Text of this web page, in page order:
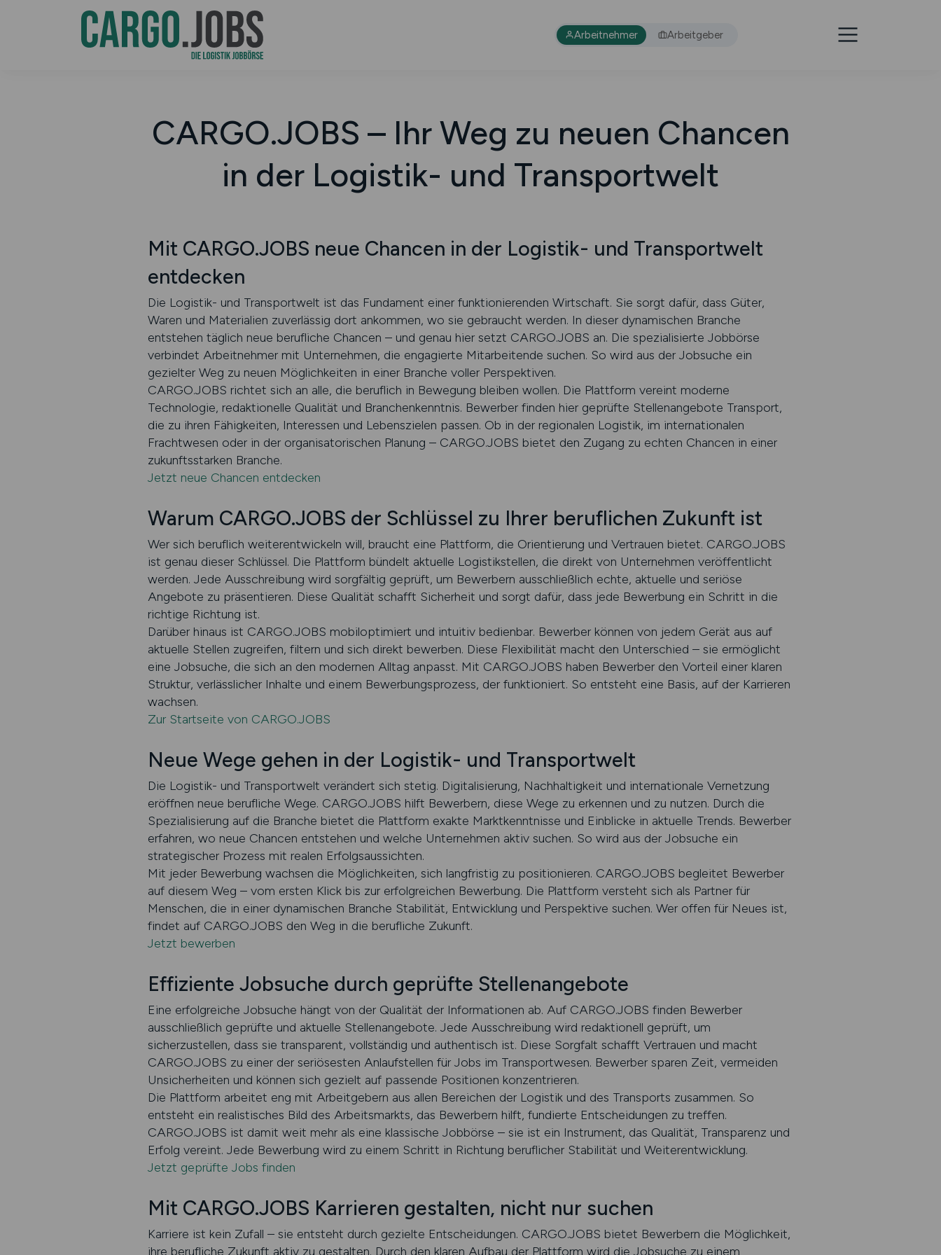
Arbeitnehmer Arbeitgeber
CARGO.JOBS – Ihr Weg zu neuen Chancen
in der Logistik- und Transportwelt
Mit CARGO.JOBS neue Chancen in der Logistik- und Transportwelt
entdecken
Die Logistik- und Transportwelt ist das Fundament einer funktionierenden Wirtschaft. Sie sorgt dafür, dass Güter,
Waren und Materialien zuverlässig dort ankommen, wo sie gebraucht werden. In dieser dynamischen Branche
entstehen täglich neue berufliche Chancen – und genau hier setzt CARGO.JOBS an. Die spezialisierte Jobbörse
verbindet Arbeitnehmer mit Unternehmen, die engagierte Mitarbeitende suchen. So wird aus der Jobsuche ein
gezielter Weg zu neuen Möglichkeiten in einer Branche voller Perspektiven.
CARGO.JOBS richtet sich an alle, die beruflich in Bewegung bleiben wollen. Die Plattform vereint moderne
Technologie, redaktionelle Qualität und Branchenkenntnis. Bewerber finden hier geprüfte Stellenangebote Transport,
die zu ihren Fähigkeiten, Interessen und Lebenszielen passen. Ob in der regionalen Logistik, im internationalen
Frachtwesen oder in der organisatorischen Planung – CARGO.JOBS bietet den Zugang zu echten Chancen in einer
zukunftsstarken Branche.
Jetzt neue Chancen entdecken
Warum CARGO.JOBS der Schlüssel zu Ihrer beruflichen Zukunft ist
Wer sich beruflich weiterentwickeln will, braucht eine Plattform, die Orientierung und Vertrauen bietet. CARGO.JOBS
ist genau dieser Schlüssel. Die Plattform bündelt aktuelle Logistikstellen, die direkt von Unternehmen veröffentlicht
werden. Jede Ausschreibung wird sorgfältig geprüft, um Bewerbern ausschließlich echte, aktuelle und seriöse
Angebote zu präsentieren. Diese Qualität schafft Sicherheit und sorgt dafür, dass jede Bewerbung ein Schritt in die
richtige Richtung ist.
Darüber hinaus ist CARGO.JOBS mobiloptimiert und intuitiv bedienbar. Bewerber können von jedem Gerät aus auf
aktuelle Stellen zugreifen, filtern und sich direkt bewerben. Diese Flexibilität macht den Unterschied – sie ermöglicht
eine Jobsuche, die sich an den modernen Alltag anpasst. Mit CARGO.JOBS haben Bewerber den Vorteil einer klaren
Struktur, verlässlicher Inhalte und einem Bewerbungsprozess, der funktioniert. So entsteht eine Basis, auf der Karrieren
wachsen.
Zur Startseite von CARGO.JOBS
Neue Wege gehen in der Logistik- und Transportwelt
Die Logistik- und Transportwelt verändert sich stetig. Digitalisierung, Nachhaltigkeit und internationale Vernetzung
eröffnen neue berufliche Wege. CARGO.JOBS hilft Bewerbern, diese Wege zu erkennen und zu nutzen. Durch die
Spezialisierung auf die Branche bietet die Plattform exakte Marktkenntnisse und Einblicke in aktuelle Trends. Bewerber
erfahren, wo neue Chancen entstehen und welche Unternehmen aktiv suchen. So wird aus der Jobsuche ein
strategischer Prozess mit realen Erfolgsaussichten.
Mit jeder Bewerbung wachsen die Möglichkeiten, sich langfristig zu positionieren. CARGO.JOBS begleitet Bewerber
auf diesem Weg – vom ersten Klick bis zur erfolgreichen Bewerbung. Die Plattform versteht sich als Partner für
Menschen, die in einer dynamischen Branche Stabilität, Entwicklung und Perspektive suchen. Wer offen für Neues ist,
findet auf CARGO.JOBS den Weg in die berufliche Zukunft.
Jetzt bewerben
Effiziente Jobsuche durch geprüfte Stellenangebote
Eine erfolgreiche Jobsuche hängt von der Qualität der Informationen ab. Auf CARGO.JOBS finden Bewerber
ausschließlich geprüfte und aktuelle Stellenangebote. Jede Ausschreibung wird redaktionell geprüft, um
sicherzustellen, dass sie transparent, vollständig und authentisch ist. Diese Sorgfalt schafft Vertrauen und macht
CARGO.JOBS zu einer der seriösesten Anlaufstellen für Jobs im Transportwesen. Bewerber sparen Zeit, vermeiden
Unsicherheiten und können sich gezielt auf passende Positionen konzentrieren.
Die Plattform arbeitet eng mit Arbeitgebern aus allen Bereichen der Logistik und des Transports zusammen. So
entsteht ein realistisches Bild des Arbeitsmarkts, das Bewerbern hilft, fundierte Entscheidungen zu treffen.
CARGO.JOBS ist damit weit mehr als eine klassische Jobbörse – sie ist ein Instrument, das Qualität, Transparenz und
Erfolg vereint. Jede Bewerbung wird zu einem Schritt in Richtung beruflicher Stabilität und Weiterentwicklung.
Jetzt geprüfte Jobs finden
Mit CARGO.JOBS Karrieren gestalten, nicht nur suchen
Karriere ist kein Zufall – sie entsteht durch gezielte Entscheidungen. CARGO.JOBS bietet Bewerbern die Möglichkeit,
ihre berufliche Zukunft aktiv zu gestalten. Durch den klaren Aufbau der Plattform wird die Jobsuche zu einem